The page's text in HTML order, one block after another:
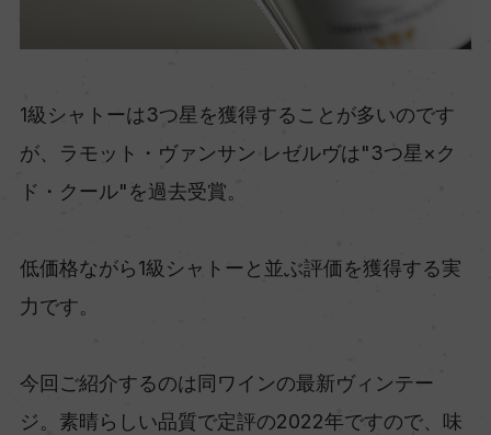
1級シャトーは3つ星を獲得することが多いのです
が、ラモット・ヴァンサン レゼルヴは"3つ星×ク
ド・クール"を過去受賞。
低価格ながら1級シャトーと並ぶ評価を獲得する実
力です。
今回ご紹介するのは同ワインの最新ヴィンテー
ジ。素晴らしい品質で定評の2022年ですので、味